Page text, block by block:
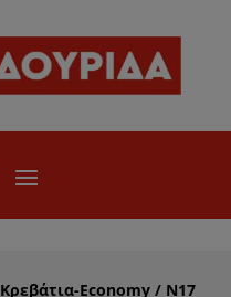
Κρεβάτια-Economy / N17